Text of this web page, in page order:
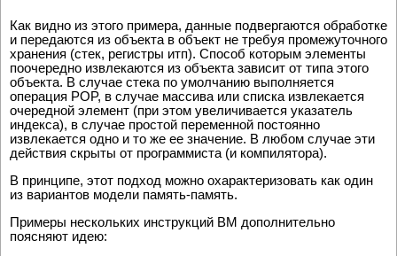
Как видно из этого примера, данные подвергаются обработке
и передаются из объекта в объект не требуя промежуточного
хранения (стек, регистры итп). Способ которым элементы
поочередно извлекаются из объекта зависит от типа этого
объекта. В случае стека по умолчанию выполняется
операция POP, в случае массива или списка извлекается
очередной элемент (при этом увеличивается указатель
индекса), в случае простой переменной постоянно
извлекается одно и то же ее значение. В любом случае эти
действия скрыты от программиста (и компилятора).
В принципе, этот подход можно охарактеризовать как один
из вариантов модели память-память.
Примеры нескольких инструкций ВМ дополнительно
поясняют идею: